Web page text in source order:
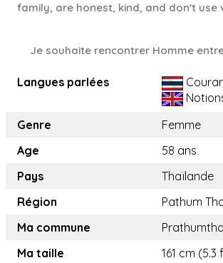
family, are honest, kind, and don't use
Je souhaite rencontrer Homme
Langues parlées
Genre
Femme
Age
58 ans
Pays
Thaïlande
Région
Pathum
Ma commune
Ma taille
161 cm (5.3